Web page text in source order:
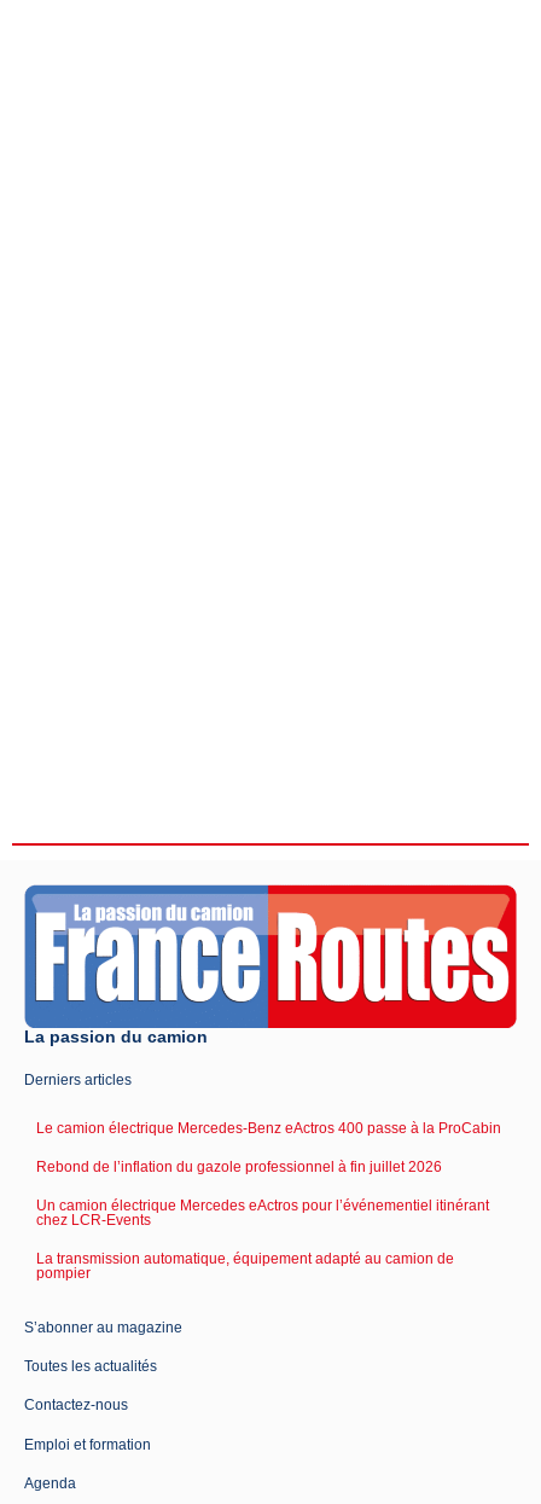
La passion du camion
Derniers articles
Le camion électrique Mercedes-Benz eActros 400 passe à la ProCabin
Rebond de l’inflation du gazole professionnel à fin juillet 2026
Un camion électrique Mercedes eActros pour l’événementiel itinérant
chez LCR-Events
La transmission automatique, équipement adapté au camion de
pompier
S’abonner au magazine
Toutes les actualités
Contactez-nous
Emploi et formation
Agenda